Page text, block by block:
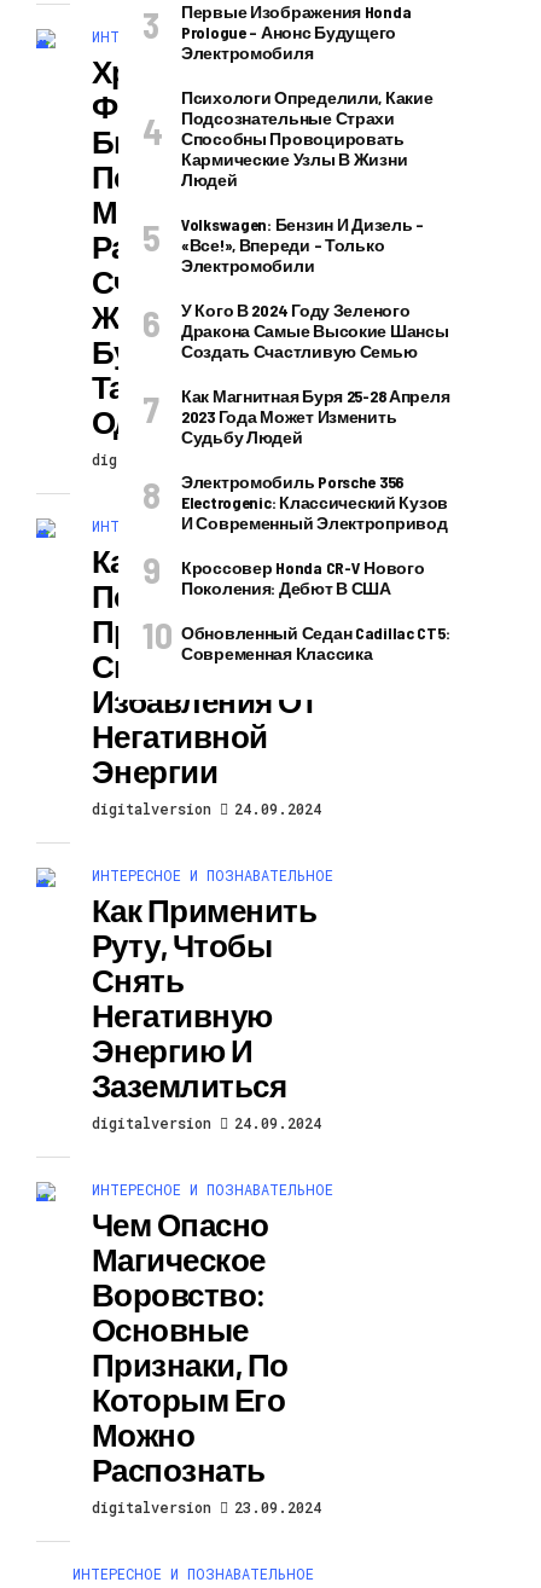
ИНТЕРЕСНОЕ И ПОЗНАВАТЕЛЬНОЕ
Хранение
Фотографий С
Бывшей Второй
Половинкой
Может
Разрушить
Счастливую
Жизнь В
Будущем, А
Также Обречь На
Одиночество
digitalversion
ИНТЕРЕСНОЕ И ПОЗНАВАТЕЛЬНОЕ
Как Уничтожить
Подклад Иглы:
Проверенные
Способы
Избавления От
Негативной
Энергии
digitalversion 24.09.2024
ИНТЕРЕСНОЕ И ПОЗНАВАТЕЛЬНОЕ
Как Применить
Руту, Чтобы
Снять
Негативную
Энергию И
Заземлиться
digitalversion 24.09.2024
ИНТЕРЕСНОЕ И ПОЗНАВАТЕЛЬНОЕ
Чем Опасно
Магическое
Воровство:
Основные
Признаки, По
Которым Его
Можно
Распознать
digitalversion 23.09.2024
ИНТЕРЕСНОЕ И ПОЗНАВАТЕЛЬНОЕ
Первые Изображения Honda
Prologue – Анонс Будущего
Электромобиля
Психологи Определили, Какие
Подсознательные Страхи
Способны Провоцировать
Кармические Узлы В Жизни
Людей
Volkswagen: Бензин И Дизель –
«все!», Впереди – Только
Электромобили
У Кого В 2024 Году Зеленого
Дракона Самые Высокие Шансы
Создать Счастливую Семью
Как Магнитная Буря 25-28 Апреля
2023 Года Может Изменить
Судьбу Людей
Электромобиль Porsche 356
Electrogenic: Классический Кузов
И Современный Электропривод
Кроссовер Honda CR-V Нового
Поколения: Дебют В США
Обновленный Седан Cadillac CT5:
Современная Классика